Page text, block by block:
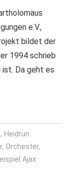
e.V.,
bildet der
1994 schrieb
ist. Da geht es
, Heidrun
,Orchester,
Ajax